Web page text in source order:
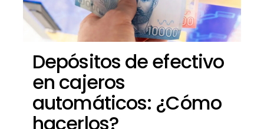
Depósitos de efectivo
en cajeros
automáticos: ¿Cómo
hacerlos?